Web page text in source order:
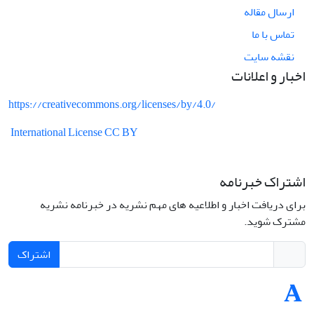
ارسال مقاله
تماس با ما
نقشه سایت
اخبار و اعلانات
https://creativecommons.org/licenses/by/4.0/
International License CC BY
اشتراک خبرنامه
برای دریافت اخبار و اطلاعیه های مهم نشریه در خبرنامه نشریه
مشترک شوید.
اشتراک